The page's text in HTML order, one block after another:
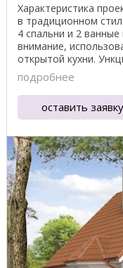
Характеристика
в традиционном
4 спальни и 2
внимание,
открытой кухни.
подробнее
оставить заявку